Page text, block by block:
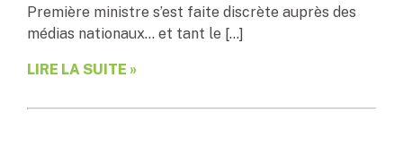
Première ministre s’est faite discrète auprès des
médias nationaux… et tant le […]
LIRE LA SUITE »